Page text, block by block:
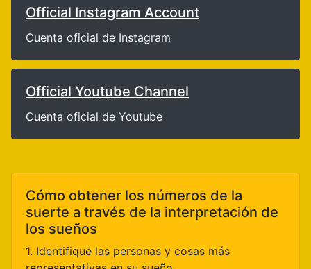
Official Instagram Account
Cuenta oficial de Instagram
Official Youtube Channel
Cuenta oficial de Youtube
Cómo obtener los números de la
suerte a través de la interpretación de
los sueños
1. Identifique las personas y cosas más